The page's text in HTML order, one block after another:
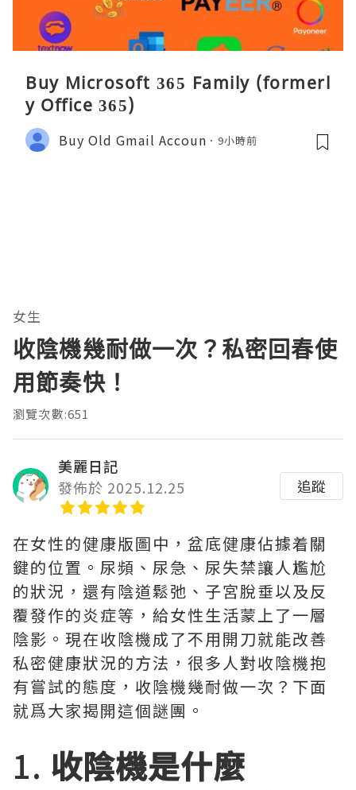
Buy Microsoft 365 Family (formerl
y Office 365)
Buy Old Gmail Accoun 9小時前
女生
收陰機幾耐做一次？私密回春使
用節奏快！
瀏覽次數:651
美麗日記
發佈於 2025.12.25
追蹤
在女性的健康版圖中，盆底健康佔據着關
鍵的位置。尿頻、尿急、尿失禁讓人尷尬
的狀況，還有陰道鬆弛、子宮脫垂以及反
覆發作的炎症等，給女性生活蒙上了一層
陰影。現在收陰機成了不用開刀就能改善
私密健康狀況的方法，很多人對收陰機抱
有嘗試的態度，收陰機幾耐做一次？下面
就爲大家揭開這個謎團。
1. 收陰機是什麼